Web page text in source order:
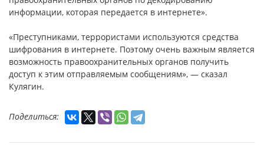
информации, которая передается в интернете».
«Преступниками, террористами используются средства
шифрования в интернете. Поэтому очень важным является
возможность правоохранительных органов получить
доступ к этим отправляемым сообщениям», — сказал
Кулягин.
Поделиться: